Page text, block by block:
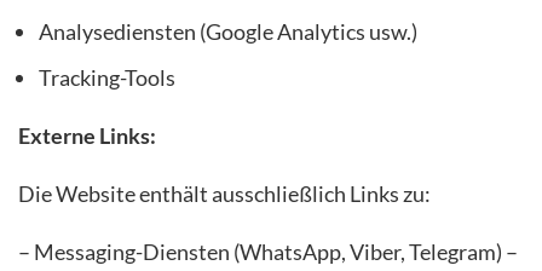
Analysediensten (Google Analytics usw.)
Tracking-Tools
Externe Links:
Die Website enthält ausschließlich Links zu:
– Messaging-Diensten (WhatsApp, Viber, Telegram) –